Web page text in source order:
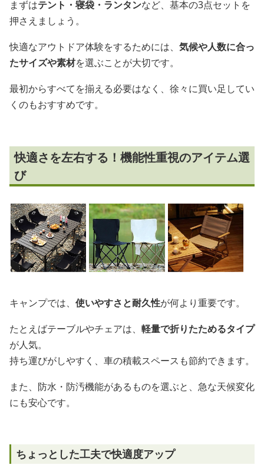
まずはテント・寝袋・ランタンなど、基本の3点セットを
押さえましょう。
快適なアウトドア体験をするためには、 気候や人数に合っ
たサイズや素材を選ぶことが大切です。
最初からすべてを揃える必要はなく、徐々に買い足してい
くのもおすすめです。
快適さを左右する！機能性重視のアイテム選
び
キャンプでは、 使いやすさと耐久性が何より重要です。
たとえばテーブルやチェアは、 軽量で折りたためるタイプ
が人気。
持ち運びがしやすく、車の積載スペースも節約できます。
また、防水・防汚機能があるものを選ぶと、急な天候変化
にも安心です。
ちょっとした工夫で快適度アップ